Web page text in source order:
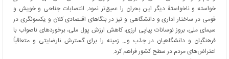
خواسته و ناخواستۀ دیگر این بحران را عمیق‌تر نمود. انتصابات جناحی و خویش و
قومی در ساختار اداری و دانشگاهی و نیز در بنگاهای اقتصادی کلان و یکسونگری در
سیمای ملی، بروز نوسانات پیاپی ارزی، کاهش ارزش پول ملی، برخوردهای ناصواب با
فرهنگیان و دانشگاهیان در جذب و… زمینه را برای گسترش نارضایتی و متعاقباً
اعتراض‌های مردم در سطح کشور فراهم کرد.